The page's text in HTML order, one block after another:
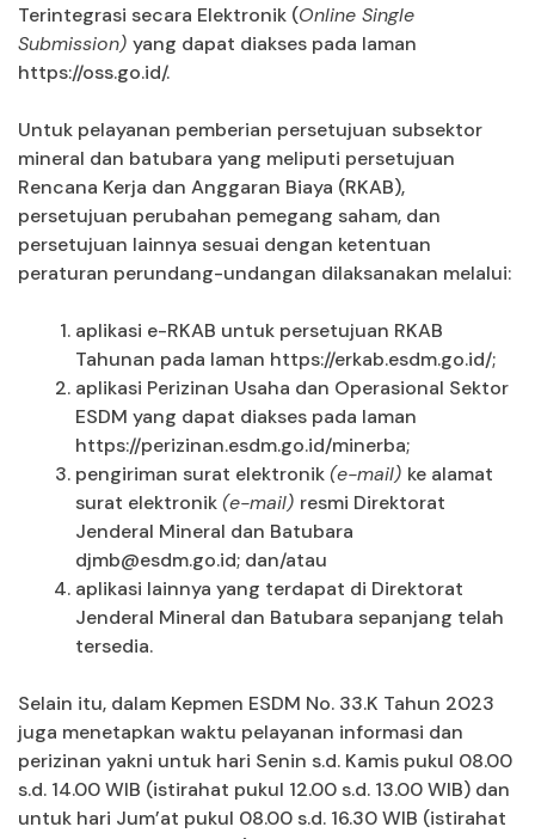
Terintegrasi secara Elektronik (Online Single
Submission) yang dapat diakses pada laman
https://oss.go.id/.
Untuk pelayanan pemberian persetujuan subsektor
mineral dan batubara yang meliputi persetujuan
Rencana Kerja dan Anggaran Biaya (RKAB),
persetujuan perubahan pemegang saham, dan
persetujuan lainnya sesuai dengan ketentuan
peraturan perundang-undangan dilaksanakan melalui:
aplikasi e-RKAB untuk persetujuan RKAB
Tahunan pada laman https://erkab.esdm.go.id/;
aplikasi Perizinan Usaha dan Operasional Sektor
ESDM yang dapat diakses pada laman
https://perizinan.esdm.go.id/minerba;
pengiriman surat elektronik(e-mail) ke alamat
surat elektronik(e-mail) resmi Direktorat
Jenderal Mineral dan Batubara
djmb@esdm.go.id; dan/atau
aplikasi lainnya yang terdapat di Direktorat
Jenderal Mineral dan Batubara sepanjang telah
tersedia.
Selain itu, dalam Kepmen ESDM No. 33.K Tahun 2023
juga menetapkan waktu pelayanan informasi dan
perizinan yakni untuk hari Senin s.d. Kamis pukul 08.00
s.d. 14.00 WIB (istirahat pukul 12.00 s.d. 13.00 WIB) dan
untuk hari Jum’at pukul 08.00 s.d. 16.30 WIB (istirahat